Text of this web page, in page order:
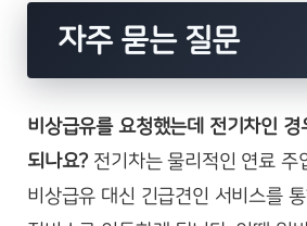
자주 묻는 질문
비상급유를 요청했는데 전기차인
되나요? 전기차는 물리적인 연료 주
비상급유 대신 긴급견인 서비스를